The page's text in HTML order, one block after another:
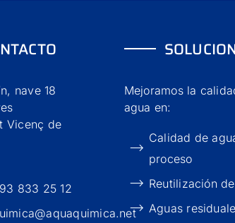
nave 18
Vicenç de
833 25 12
Mejoramos la
agua en:
Calidad de
proceso
Reutilización
Aguas